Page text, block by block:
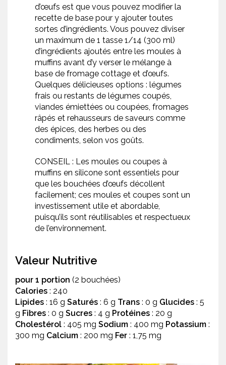
d’œufs est que vous pouvez modifier la
recette de base pour y ajouter toutes
sortes d’ingrédients. Vous pouvez diviser
un maximum de 1 tasse 1/14 (300 ml)
d’ingrédients ajoutés entre les moules à
muffins avant d’y verser le mélange à
base de fromage cottage et d’œufs.
Quelques délicieuses options : légumes
frais ou restants de légumes coupés,
viandes émiettées ou coupées, fromages
râpés et rehausseurs de saveurs comme
des épices, des herbes ou des
condiments, selon vos goûts.
CONSEIL : Les moules ou coupes à
muffins en silicone sont essentiels pour
que les bouchées d’œufs décollent
facilement; ces moules et coupes sont un
investissement utile et abordable,
puisqu’ils sont réutilisables et respectueux
de l’environnement.
Valeur Nutritive
pour 1 portion (2 bouchées)
Calories : 240
Lipides : 16 g Saturés : 6 g Trans : 0 g Glucides : 5
g Fibres : 0 g Sucres : 4 g Protéines : 20 g
Cholestérol : 405 mg Sodium : 400 mg Potassium :
300 mg Calcium : 200 mg Fer : 1,75 mg